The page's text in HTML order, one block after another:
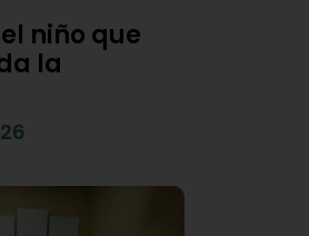
niño que
la